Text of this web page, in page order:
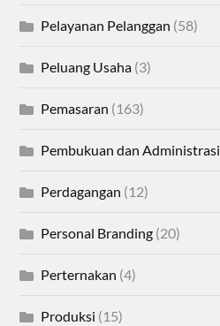
Pelayanan Pelanggan (58)
Peluang Usaha (3)
Pemasaran (163)
Pembukuan dan Administrasi
Perdagangan (12)
Personal Branding (20)
Perternakan (4)
Produksi (15)